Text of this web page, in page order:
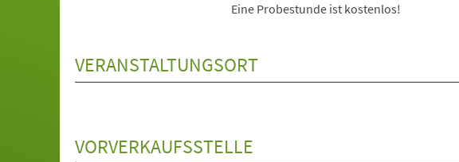
Eine Probestunde ist kostenlos!
VERANSTALTUNGSORT
VORVERKAUFSSTELLE